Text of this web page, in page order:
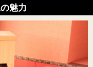
魅力